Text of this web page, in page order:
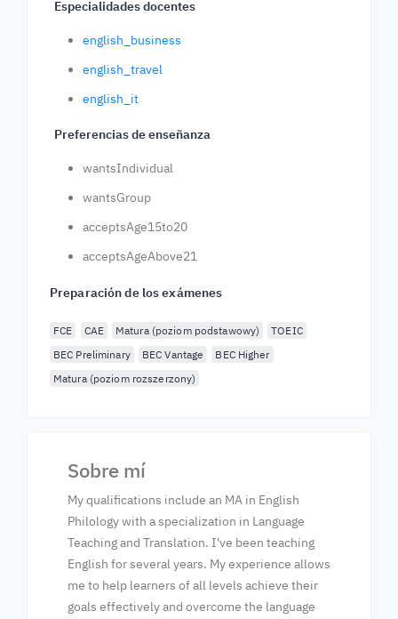
Especialidades docentes
english_business
english_travel
english_it
Preferencias de enseñanza
wantsIndividual
wantsGroup
acceptsAge15to20
acceptsAgeAbove21
Preparación de los exámenes
FCE CAE Matura (poziom podstawowy)
TOEIC
BEC Preliminary
BEC Vantage
BEC Higher
Matura (poziom rozszerzony)
Sobre mí
My qualifications include an MA in English
Philology with a specialization in Language
Teaching and Translation. I've been teaching
English for several years. My experience allows
me to help learners of all levels achieve their
goals effectively and overcome the language